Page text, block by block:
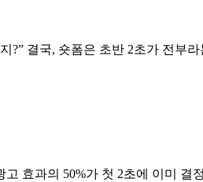
결국, 숏폼은 초반 2초가 전부
효과의 50%가 첫 2초에 이미 결